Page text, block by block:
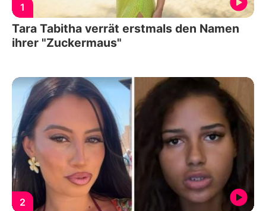
1
Tara Tabitha verrät erstmals den Namen
ihrer "Zuckermaus"
2